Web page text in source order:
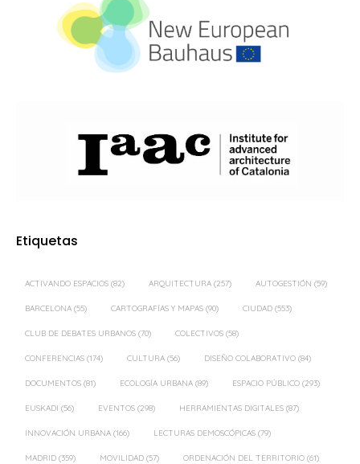
Etiquetas
ACTIVANDO ESPACIOS (82) ARQUITECTURA (257) AUTOGESTIÓN (59)
BARCELONA (55) CARTOGRAFÍAS Y MAPAS (90) CIUDAD (553)
CLUB DE DEBATES URBANOS (70) COLECTIVOS (58)
CONFERENCIAS (174) CULTURA (56) DISEÑO COLABORATIVO (84)
DOCUMENTOS (81) ECOLOGÍA URBANA (89) ESPACIO PÚBLICO (293)
EUSKADI (56) EVENTOS (298) HERRAMIENTAS DIGITALES (87)
INNOVACIÓN URBANA (166) LECTURAS DEMOSCÓPICAS (79)
MADRID (359) MOVILIDAD (57) ORDENACIÓN DEL TERRITORIO (61)